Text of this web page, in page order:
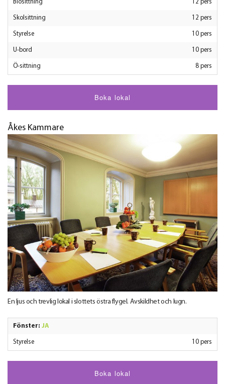
Biosittning 12 pers
Skolsittning 12 pers
Styrelse 10 pers
U-bord 10 pers
Ö-sittning 8 pers
Boka lokal
Åkes Kammare
En ljus och trevlig lokal i slottets östra flygel. Avskildhet och lugn.
Fönster: JA
Styrelse 10 pers
Boka lokal